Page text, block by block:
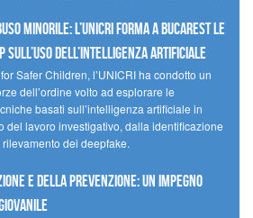
minorile: l’UNICRI forma a Bucarest le
sull’uso dell’Intelligenza Artificiale
Safer Children, l’UNICRI ha condotto un
dell’ordine volto ad esplorare le
basati sull’intelligenza artificiale in
del lavoro investigativo, dalla identificazione
dei deepfake.
e della Prevenzione: un impegno